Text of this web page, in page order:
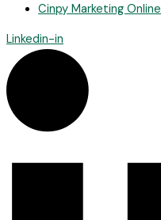
Cinpy Marketing Online
Linkedin-in